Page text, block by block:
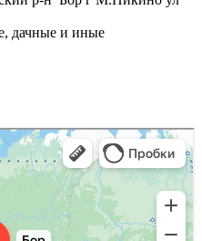
дачные и иные